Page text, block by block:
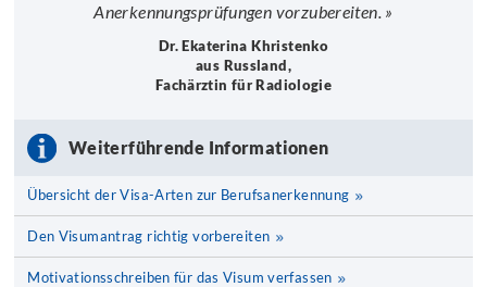
Anerkennungsprüfungen vorzubereiten. »
Dr. Ekaterina Khristenko
aus Russland,
Fachärztin für Radiologie
Weiterführende Informationen
Übersicht der Visa-Arten zur Berufsanerkennung
Den Visumantrag richtig vorbereiten
Motivationsschreiben für das Visum verfassen